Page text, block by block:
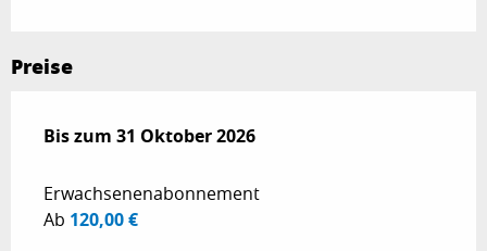
Preise
ab1 März 2026bis zum31 Oktober 2026
Bis zum 31 Oktober 2026
Erwachsenenabonnement
Ab 120,00 €